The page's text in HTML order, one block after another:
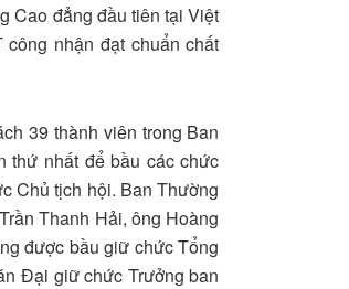
Cao đẳng đầu tiên tại Việt
nhận đạt chuẩn chất
39 thành viên trong Ban
thứ nhất để bầu các chức
Chủ tịch hội. Ban Thường
Thanh Hải, ông Hoàng
được bầu giữ chức Tổng
Đại giữ chức Trưởng ban